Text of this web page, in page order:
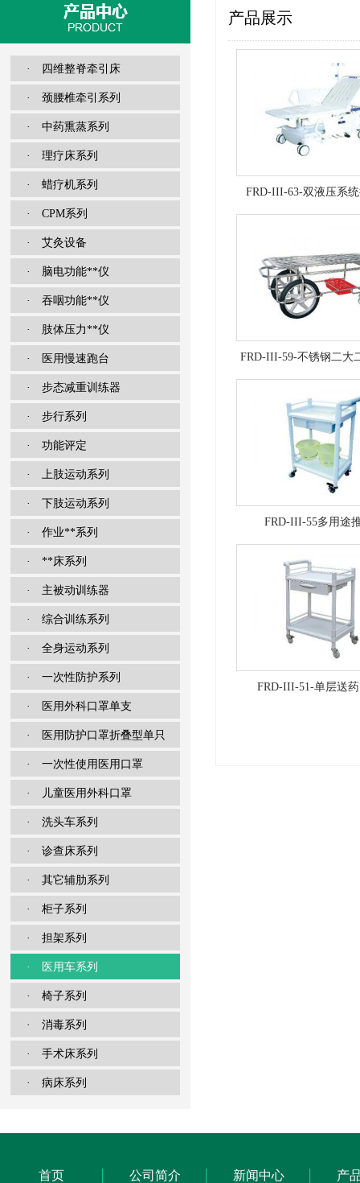
· 四维整脊牵引床
· 颈腰椎牵引系列
· 中药熏蒸系列
· 理疗床系列
· 蜡疗机系列
· CPM系列
· 艾灸设备
· 脑电功能**仪
· 吞咽功能**仪
· 肢体压力**仪
· 医用慢速跑台
· 步态减重训练器
· 步行系列
· 功能评定
· 上肢运动系列
· 下肢运动系列
· 作业**系列
· **床系列
· 主被动训练器
· 综合训练系列
· 全身运动系列
· 一次性防护系列
· 医用外科口罩单支
· 医用防护口罩折叠型单只
· 一次性使用医用口罩
· 儿童医用外科口罩
· 洗头车系列
· 诊查床系列
· 其它辅肋系列
· 柜子系列
· 担架系列
· 医用车系列
· 椅子系列
· 消毒系列
· 手术床系列
· 病床系列
产品展示
FRD-III-63-双液压系
FRD-III-59-不锈钢二大
FRD-III-55多用途
FRD-III-51-单层送
首页 公司简介 新闻中心 产